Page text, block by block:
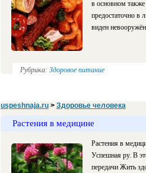
в основном также
предостаточно в
виден
Рубрика: Здоровое питание
uspeshnaja.ru> Здоровье человека
Растения в медицине
Растения в
Успешная ру. В
передачи Жить